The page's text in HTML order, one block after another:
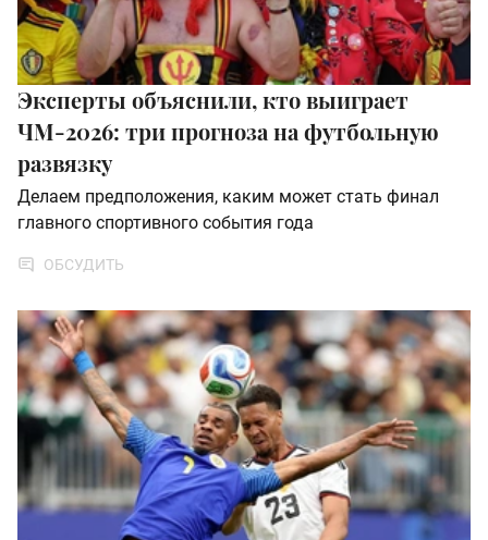
Эксперты объяснили, кто выиграет
ЧМ-2026: три прогноза на футбольную
развязку
Делаем предположения, каким может стать финал
главного спортивного события года
ОБСУДИТЬ